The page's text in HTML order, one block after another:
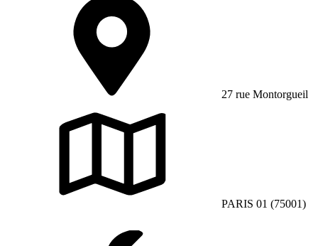
27 rue Montorgueil
PARIS 01 (75001)